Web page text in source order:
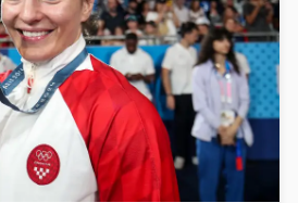
Pokretanje videa...